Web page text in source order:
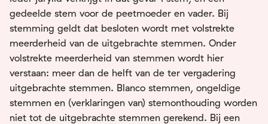
gedeelde stem voor de peetmoeder en vader. Bij
stemming geldt dat besloten wordt met volstrekte
meerderheid van de uitgebrachte stemmen. Onder
volstrekte meerderheid van stemmen wordt hier
verstaan: meer dan de helft van de ter vergadering
uitgebrachte stemmen. Blanco stemmen, ongeldige
stemmen en (verklaringen van) stemonthouding worden
niet tot de uitgebrachte stemmen gerekend. Bij een